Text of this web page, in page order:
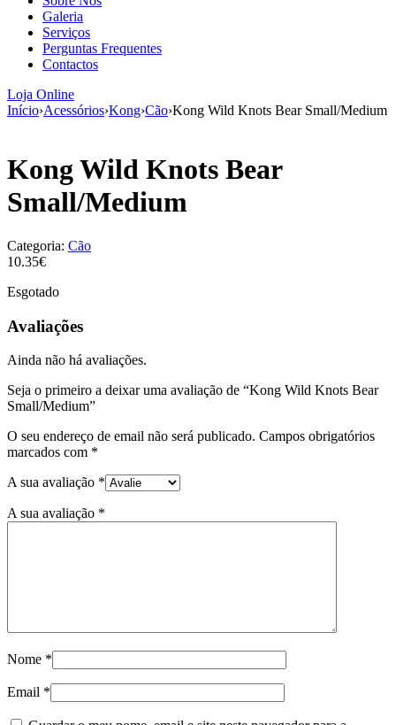
Galeria
Serviços
Perguntas Frequentes
Contactos
Loja Online
Início›Acessórios›Kong›Cão›Kong Wild Knots Bear Small/Medium
Kong Wild Knots Bear
Small/Medium
Categoria: Cão
10.35€
Esgotado
Avaliações
Ainda não há avaliações.
Seja o primeiro a deixar uma avaliação de “Kong Wild Knots Bear
Small/Medium”
O seu endereço de email não será publicado. Campos obrigatórios
marcados com *
A sua avaliação *
A sua avaliação *
Nome *
Email *
aumenta a
probabilidade
de ver
conteúdo e
ofertas